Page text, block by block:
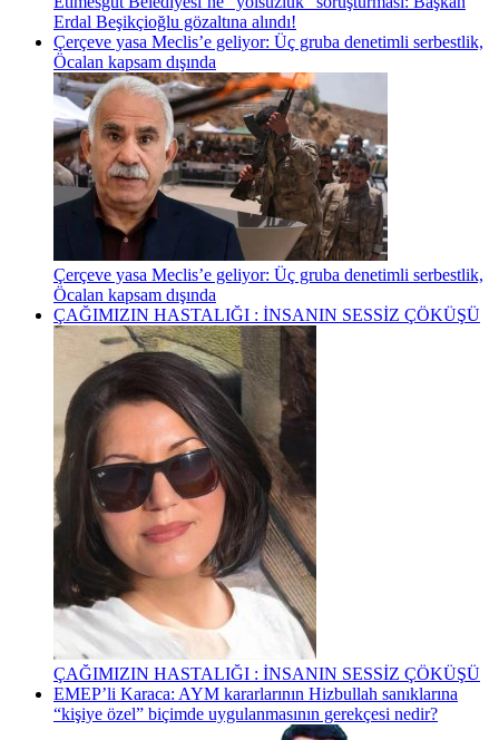
Erdal Beşikçioğlu gözaltına alındı!
Çerçeve yasa Meclis’e geliyor: Üç gruba denetimli serbestlik,
Öcalan kapsam dışında
Çerçeve yasa Meclis’e geliyor: Üç gruba denetimli serbestlik,
Öcalan kapsam dışında
ÇAĞIMIZIN HASTALIĞI : İNSANIN SESSİZ ÇÖKÜŞÜ
ÇAĞIMIZIN HASTALIĞI : İNSANIN SESSİZ ÇÖKÜŞÜ
EMEP’li Karaca: AYM kararlarının Hizbullah sanıklarına
“kişiye özel” biçimde uygulanmasının gerekçesi nedir?